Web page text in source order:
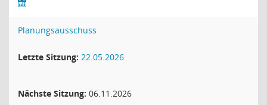
Planungsausschuss
Letzte Sitzung: 22.05.2026
Nächste Sitzung: 06.11.2026